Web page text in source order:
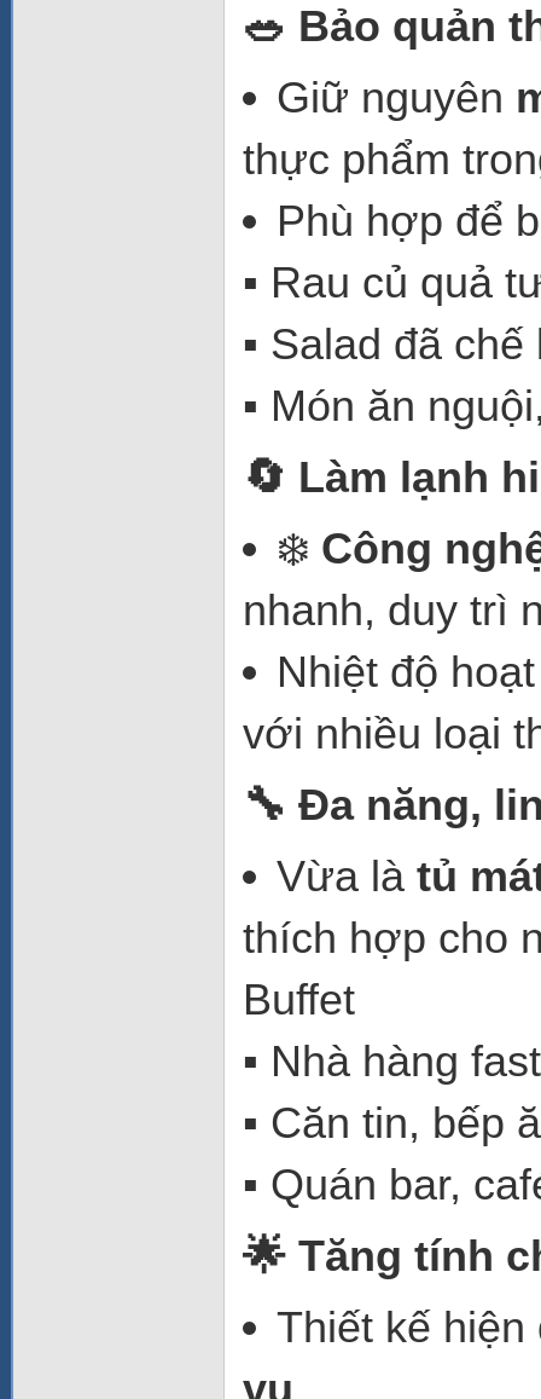
🥗 Bảo quản
Giữ nguyên
thực phẩm
Phù hợp để
▪️ Rau củ quả
▪️ Salad đã chế
▪️ Món ăn
🔄 Làm lạnh
❄️ Công
nhanh, duy trì
Nhiệt độ
với nhiều loại
🔧 Đa năng,
Vừa là tủ
thích hợp cho
Buffet
▪️ Nhà hàng
▪️ Căn tin, bếp
▪️ Quán bar,
🌟 Tăng tính
Thiết kế
vụ